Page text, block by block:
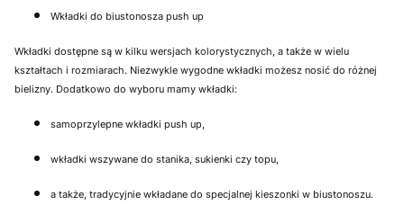
Wkładki do biustonosza push up
Wkładki dostępne są w kilku wersjach kolorystycznych, a także w wielu
kształtach i rozmiarach. Niezwykle wygodne wkładki możesz nosić do różnej
bielizny. Dodatkowo do wyboru mamy wkładki:
samoprzylepne wkładki push up,
wkładki wszywane do stanika, sukienki czy topu,
a także, tradycyjnie wkładane do specjalnej kieszonki w biustonoszu.